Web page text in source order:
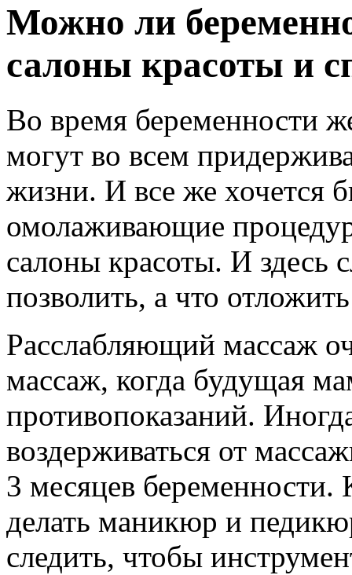
Можно ли
салоны красоты и
Во время беременности
могут во всем
жизни. И все же хочется
омолаживающие
салоны красоты. И здесь
позволить, а что
Расслабляющий массаж
массаж, когда будущая
противопоказаний.
воздерживаться от
3 месяцев
делать маникюр и
следить, чтобы